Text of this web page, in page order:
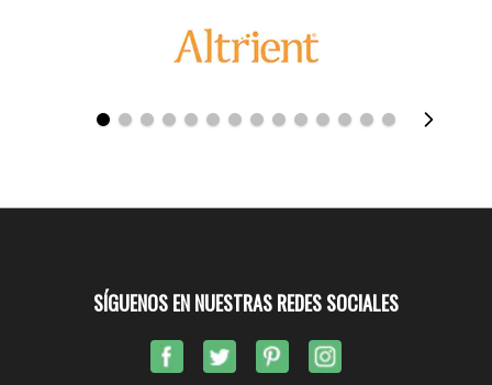
SÍGUENOS EN NUESTRAS REDES SOCIALES